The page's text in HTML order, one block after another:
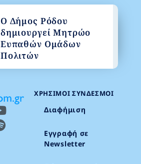
ΧΡΉΣΙΜΟΙ ΣΎΝΔΕΣΜΟΙ
Διαφήμιση
Εγγραφή σε
Newsletter
Ο Δήμος Ρόδου
δημιουργεί Μητρώο
Ευπαθών Ομάδων
Πολιτών